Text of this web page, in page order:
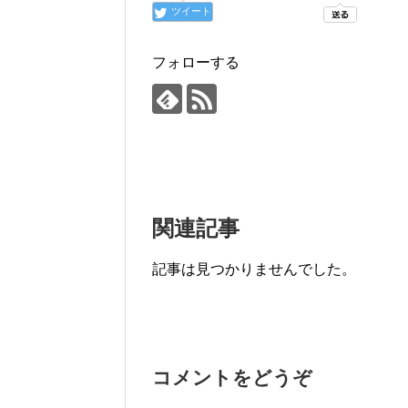
ツイート
フォローする
関連記事
記事は見つかりませんでした。
コメントをどうぞ